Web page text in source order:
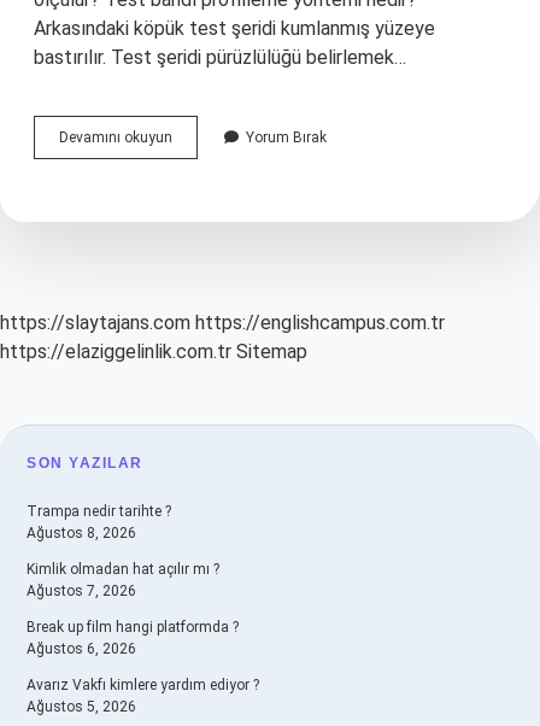
Arkasındaki köpük test şeridi kumlanmış yüzeye
bastırılır. Test şeridi pürüzlülüğü belirlemek…
Devamını okuyun
Pürüzlülük
Çalışır
Yorum Bırak
https://slaytajans.com https://englishcampus.com.tr
https://elaziggelinlik.com.tr Sitemap
SIDEBAR
SON YAZILAR
Trampa nedir tarihte ?
Ağustos 8, 2026
Kimlik olmadan hat açılır mı ?
Ağustos 7, 2026
Break up film hangi platformda ?
Ağustos 6, 2026
Avarız Vakfı kimlere yardım ediyor ?
Ağustos 5, 2026